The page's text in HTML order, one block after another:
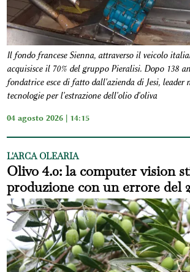
Il fondo francese Sienna, attraverso il veicolo
acquisisce il 70% del gruppo Pieralisi. Dopo 138
fondatrice esce di fatto dall'azienda di Jesi, leader
tecnologie per l'estrazione dell'olio d'oliva
04 agosto 2026 | 14:15
L'ARCA OLEARIA
Olivo 4.0: la computer vision
produzione con un errore del